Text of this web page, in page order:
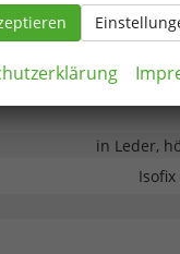
in Leder,